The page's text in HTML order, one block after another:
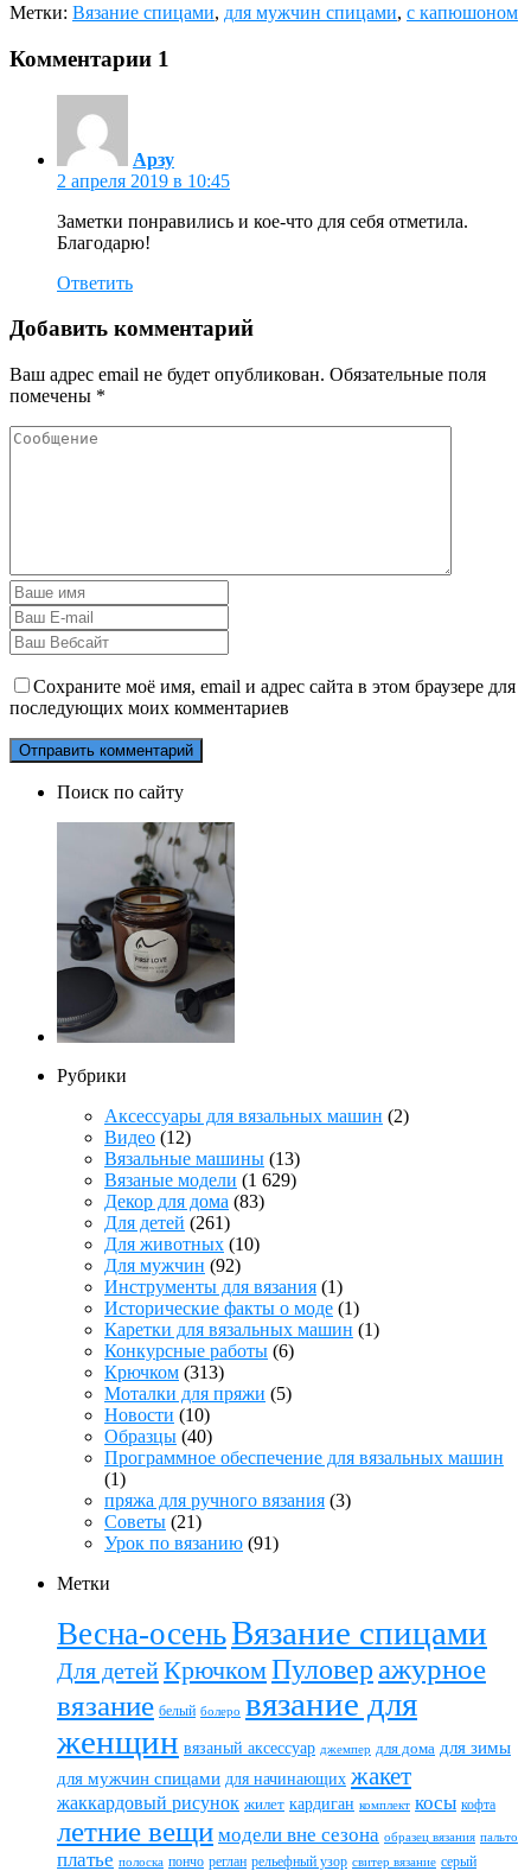
Метки: Вязание спицами, для мужчин спицами, с капюшоном
Комментарии 1
Арзу
2 апреля 2019 в 10:45
Заметки понравились и кое-что для себя отметила.
Благодарю!
Ответить
Добавить комментарий
Ваш адрес email не будет опубликован. Обязательные поля
помечены *
Сохраните моё имя, email и адрес сайта в этом браузере для
последующих моих комментариев
Поиск по сайту
Рубрики
Аксессуары для вязальных машин (2)
Видео (12)
Вязальные машины (13)
Вязаные модели (1 629)
Декор для дома (83)
Для детей (261)
Для животных (10)
Для мужчин (92)
Инструменты для вязания (1)
Исторические факты о моде (1)
Каретки для вязальных машин (1)
Конкурсные работы (6)
Крючком (313)
Моталки для пряжи (5)
Новости (10)
Образцы (40)
Программное обеспечение для вязальных машин
(1)
пряжа для ручного вязания (3)
Советы (21)
Урок по вязанию (91)
Метки
Весна-осеньВязание спицами
Для детейКрючкомПуловер ажурное
вязание белый болеро вязание для
женщин вязаный аксессуар джемпер для дома для зимы
для мужчин спицами для начинающих жакет
жаккардовый рисунок жилет кардиган комплект косы кофта
летние вещи модели вне сезона образец вязания пальто
платье полоска пончо реглан рельефный узор свитер вязание серый